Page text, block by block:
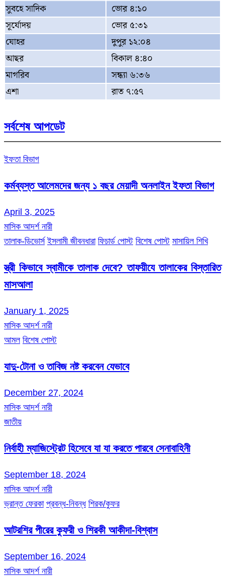
সুবহে সাদিক
ভোর ৪:১০
সূর্যোদয়
ভোর ৫:৩১
যোহর
দুপুর ১২:০৪
আছর
বিকাল ৪:৪০
মাগরিব
সন্ধ্যা ৬:৩৬
এশা
রাত ৭:৫৭
সর্বশেষ আপডেট
ইফতা বিভাগ
কর্মব্যস্ত আলেমদের জন্য ১ বছর মেয়াদী অনলাইন ইফতা বিভাগ
April 3, 2025
মাসিক আদর্শ নারী
তালাক-ডিভোর্স ইসলামী জীবনধারা ফিচার্ড পোস্ট বিশেষ পোস্ট মাসায়িল শিখি
স্ত্রী কিভাবে স্বামীকে তালাক দেবে? তাফয়ীযে তালাকের বিস্তারিত
মাসআলা
January 1, 2025
মাসিক আদর্শ নারী
আমল বিশেষ পোস্ট
যাদু-টোনা ও তাবিজ নষ্ট করবেন যেভাবে
December 27, 2024
মাসিক আদর্শ নারী
জাতীয়
নির্বাহী ম্যাজিস্ট্রেট হিসেবে যা যা করতে পারবে সেনাবাহিনী
September 18, 2024
মাসিক আদর্শ নারী
ভ্রান্ত ফেরকা প্রবন্ধ-নিবন্ধ শিরক/কুফর
আটরশির পীরের কুফরী ও শিরকী আকীদা-বিশ্বাস
September 16, 2024
মাসিক আদর্শ নারী